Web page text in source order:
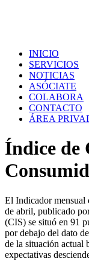
INICIO
SERVICIOS
NOTICIAS
ASÓCIATE
COLABORA
CONTACTO
ÁREA
Índice de
El Indicador mensual
de abril, publicado
(CIS) se situó en 91
por debajo del dato
de la situación actual
expectativas